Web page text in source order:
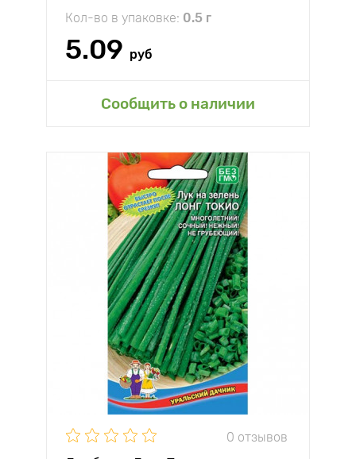
Кол-во в упаковке: 0.5 г
5.09 руб
Сообщить о наличии
0 отзывов